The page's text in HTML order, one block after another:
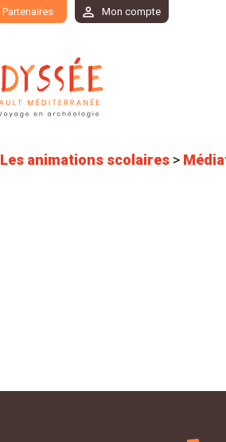
Partenaires Mon compte
Les animations scolaires >